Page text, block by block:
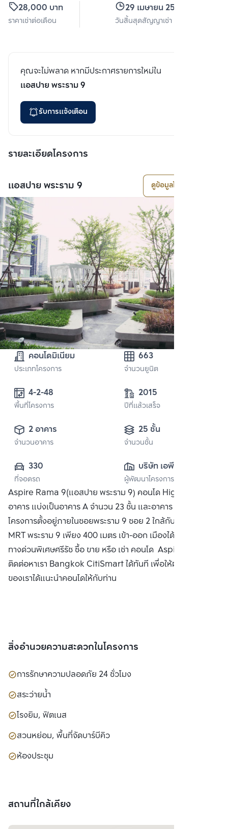
28,000 บาท
ราคาเช่าต่อเดือน
29 เมษายน 2569
วันสิ้นสุดสัญญาเช่า
คุณจะไม่พลาด หากมีประกาศรายการใหม่ใน
แอสปาย พระราม 9
รับการแจ้งเตือน
รายละเอียดโครงการ
แอสปาย พระราม 9 ดูข้อมูลโครงการ
คอนโดมิเนียม
ประเภทโครงการ
663
จำนวนยูนิต
4-2-48
พื้นที่โครงการ
2015
ปีที่แล้วเสร็จ
2 อาคาร
จำนวนอาคาร
25 ชั้น
จำนวนชั้น
330
ที่จอดรถ
บริษัท เอพี (ไทย
แลนด์)
จำกัด(มหาชน)
ผู้พัฒนาโครงการ
Aspire Rama 9(แอสปาย พระราม 9) คอนโด High Rise 2
อาคาร แบ่งเป็นอาคาร A จำนวน 23 ชั้น และอาคาร B 25 ชั้น ตัว
โครงการตั้งอยู่ภายในซอยพระราม 9 ซอย 2 ใกล้กับรถไฟฟ้า
MRT พระราม 9 เพียง 400 เมตร เข้า-ออก เมืองได้สะดวกด้วย
ทางด่วนพิเศษศรีรัช ซื้อ ขาย หรือ เช่า คอนโด Aspire พระราม 9
ติดต่อหาเรา Bangkok CitiSmart ได้ทันที เพื่อให้ผู้เชี่ยวชาญ
ของเราได้แนะนำคอนโดให้กับท่าน
สิ่งอำนวยความสะดวกในโครงการ
การรักษาความปลอดภัย 24 ชั่วโมง
สระว่ายน้ำ
โรงยิม, ฟิตเนส
สวนหย่อม, พื้นที่จัดบาร์บีคิว
ห้องประชุม
สถานที่ใกล้เคียง